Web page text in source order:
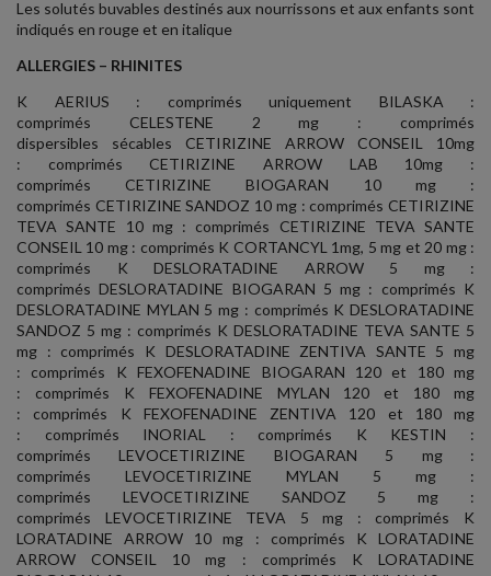
Les solutés buvables destinés aux nourrissons et aux enfants sont
indiqués en rouge et en italique
ALLERGIES – RHINITES
K AERIUS : comprimés uniquement BILASKA :
comprimés CELESTENE 2 mg : comprimés
dispersibles sécables CETIRIZINE ARROW CONSEIL 10mg
: comprimés CETIRIZINE ARROW LAB 10mg :
comprimés CETIRIZINE BIOGARAN 10 mg :
comprimés CETIRIZINE SANDOZ 10 mg : comprimés CETIRIZINE
TEVA SANTE 10 mg : comprimés CETIRIZINE TEVA SANTE
CONSEIL 10 mg : comprimés K CORTANCYL 1mg, 5 mg et 20 mg :
comprimés K DESLORATADINE ARROW 5 mg :
comprimés DESLORATADINE BIOGARAN 5 mg : comprimés K
DESLORATADINE MYLAN 5 mg : comprimés K DESLORATADINE
SANDOZ 5 mg : comprimés K DESLORATADINE TEVA SANTE 5
mg : comprimés K DESLORATADINE ZENTIVA SANTE 5 mg
: comprimés K FEXOFENADINE BIOGARAN 120 et 180 mg
: comprimés K FEXOFENADINE MYLAN 120 et 180 mg
: comprimés K FEXOFENADINE ZENTIVA 120 et 180 mg
: comprimés INORIAL : comprimés K KESTIN :
comprimés LEVOCETIRIZINE BIOGARAN 5 mg :
comprimés LEVOCETIRIZINE MYLAN 5 mg :
comprimés LEVOCETIRIZINE SANDOZ 5 mg :
comprimés LEVOCETIRIZINE TEVA 5 mg : comprimés K
LORATADINE ARROW 10 mg : comprimés K LORATADINE
ARROW CONSEIL 10 mg : comprimés K LORATADINE